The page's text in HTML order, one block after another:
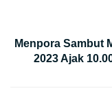
Menpora Sambut
2023 Ajak